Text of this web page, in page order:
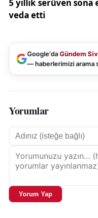
Google'daGündem
— haberlerimizi arama
Yorumlar
Yorum Yap